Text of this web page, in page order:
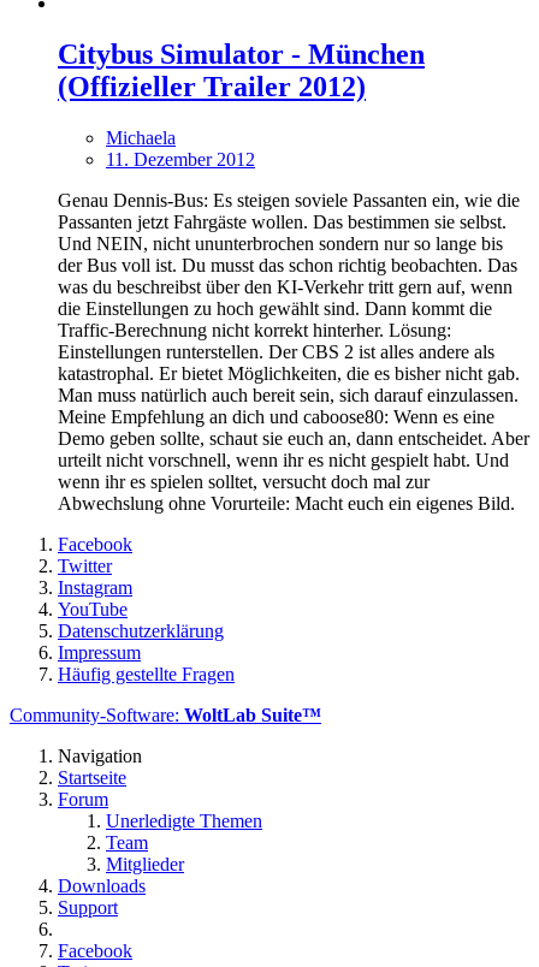
Citybus Simulator - München
(Offizieller Trailer 2012)
Michaela
11. Dezember 2012
Genau Dennis-Bus: Es steigen soviele Passanten ein, wie die
Passanten jetzt Fahrgäste wollen. Das bestimmen sie selbst.
Und NEIN, nicht ununterbrochen sondern nur so lange bis
der Bus voll ist. Du musst das schon richtig beobachten. Das
was du beschreibst über den KI-Verkehr tritt gern auf, wenn
die Einstellungen zu hoch gewählt sind. Dann kommt die
Traffic-Berechnung nicht korrekt hinterher. Lösung:
Einstellungen runterstellen. Der CBS 2 ist alles andere als
katastrophal. Er bietet Möglichkeiten, die es bisher nicht gab.
Man muss natürlich auch bereit sein, sich darauf einzulassen.
Meine Empfehlung an dich und caboose80: Wenn es eine
Demo geben sollte, schaut sie euch an, dann entscheidet. Aber
urteilt nicht vorschnell, wenn ihr es nicht gespielt habt. Und
wenn ihr es spielen solltet, versucht doch mal zur
Abwechslung ohne Vorurteile: Macht euch ein eigenes Bild.
Facebook
Twitter
Instagram
YouTube
Datenschutzerklärung
Impressum
Häufig gestellte Fragen
Community-Software: WoltLab Suite™
Navigation
Startseite
Forum
Unerledigte Themen
Team
Mitglieder
Downloads
Support
Facebook